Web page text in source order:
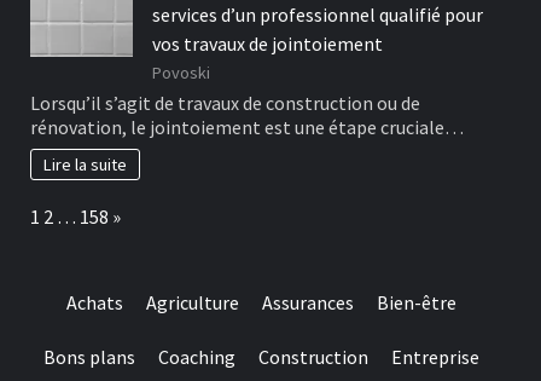
services d’un professionnel qualifié pour
vos travaux de jointoiement
Povoski
Lorsqu’il s’agit de travaux de construction ou de
rénovation, le jointoiement est une étape cruciale…
Lire la suite
Page:
1 2 … 158 Next
»
Achats Agriculture Assurances Bien-être
Bons plans Coaching Construction Entreprise